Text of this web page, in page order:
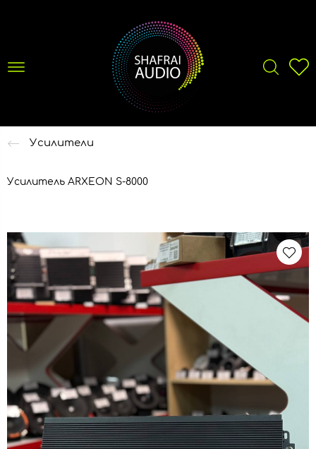
Усилители
Усилитель ARXEON S-8000